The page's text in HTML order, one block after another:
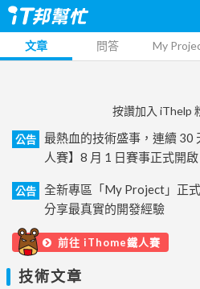
文章 問答 My
按讚加入 iThelp
公告
最熱血的技術盛事，連續 30
人賽】8 月 1 日賽事正式開啟
公告
全新專區「My Project」正
分享最真實的開發經驗
前往 iThome鐵人賽
技術文章